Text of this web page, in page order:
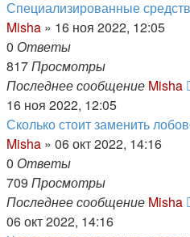
Специализированные
Misha » 16 ноя 2022, 12:05
0 Ответы
817Просмотры
Последнее сообщение Misha
16 ноя 2022, 12:05
Сколько стоит заменить
Misha » 06 окт 2022, 14:16
0 Ответы
709 Просмотры
Последнее сообщение Misha
06 окт 2022, 14:16